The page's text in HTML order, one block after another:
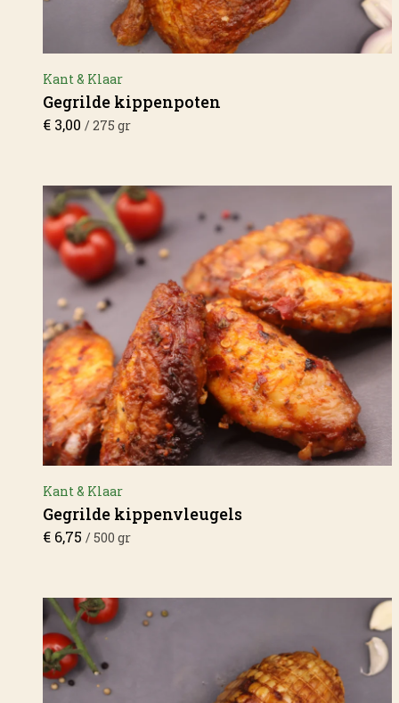
Kant & Klaar
Gegrilde kippenpoten
€ 3,00 / 275 gr
Kant & Klaar
Gegrilde kippenvleugels
€ 6,75 / 500 gr